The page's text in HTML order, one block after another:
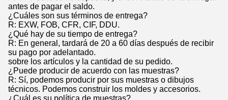
antes de pagar el saldo.
¿Cuáles son sus términos de entrega?
R: EXW, FOB, CFR, CIF, DDU.
¿Qué hay de su tiempo de entrega?
R: En general, tardará de 20 a 60 días después de recibir
su pago por adelantado.
sobre los artículos y la cantidad de su pedido.
¿Puede producir de acuerdo con las muestras?
R: Sí, podemos producir por sus muestras o dibujos
técnicos. Podemos construir los moldes y accesorios.
¿Cuál es su política de muestras?